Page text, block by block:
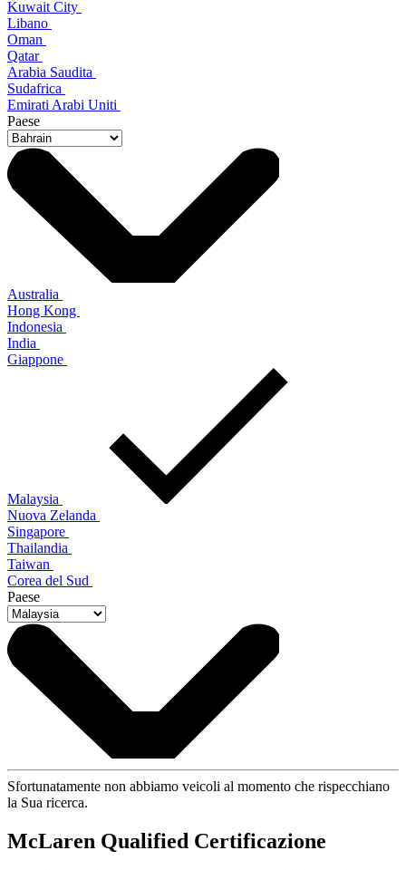
Kuwait City
Libano
Oman
Qatar
Arabia Saudita
Sudafrica
Emirati Arabi Uniti
Paese
Australia
Hong Kong
Indonesia
India
Giappone
Malaysia
Nuova Zelanda
Singapore
Thailandia
Taiwan
Corea del Sud
Paese
Sfortunatamente non abbiamo veicoli al momento che rispecchiano
la Sua ricerca.
McLaren Qualified Certificazione